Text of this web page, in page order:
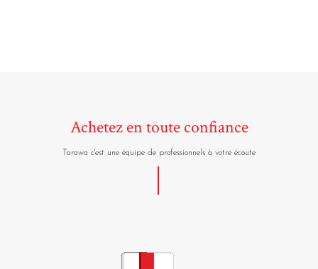
Achetez en toute confiance
Tarawa c'est une équipe de professionnels à votre écoute